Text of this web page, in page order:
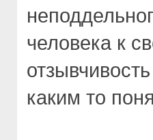
человека к
каким то